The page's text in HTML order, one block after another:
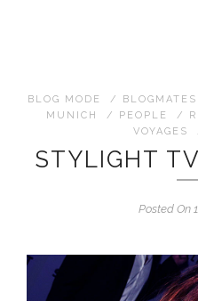
BLOG MODE / BLOGMATES
MUNICH
/ PEOPLE /
VOYAGES
STYLIGHT
Posted On